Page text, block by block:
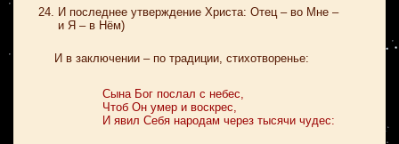
И последнее утверждение Христа: Отец – во Мне –
и Я – в Нём)
И в заключении – по традиции, стихотворенье:
Сына Бог послал с небес,
Чтоб Он умер и воскрес,
И явил Себя народам через тысячи чудес: